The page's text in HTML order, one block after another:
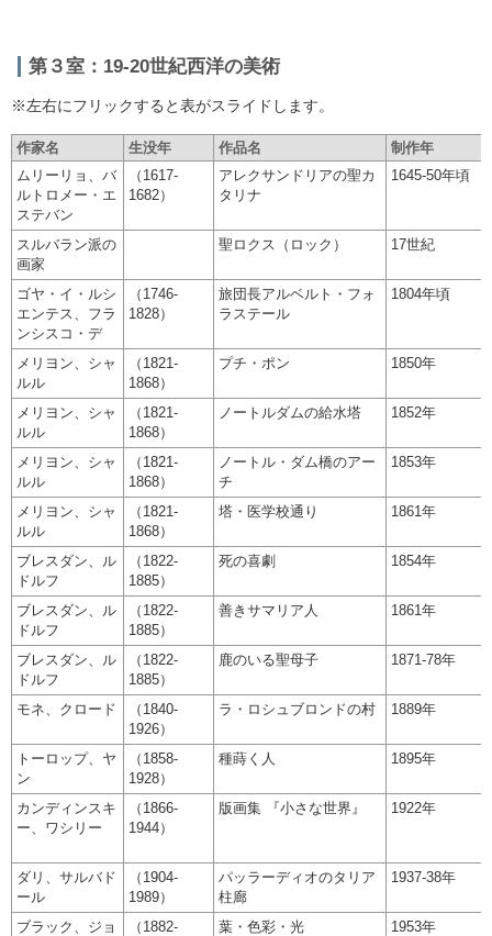
第３室：19-20世紀西洋の美術
※左右にフリックすると表がスライドします。
作家名 生没年 作品名
制作年
ムリーリョ、バ
ルトロメー・エ
ステバン
（1617-
1682）
アレクサンドリアの聖カ
タリナ
1645-50年頃
スルバラン派の
画家
聖ロクス（ロック） 17世紀
ゴヤ・イ・ルシ
エンテス、フラ
ンシスコ・デ
（1746-
1828）
旅団長アルベルト・フォ
ラステール
1804年頃
メリヨン、シャ
ルル
（1821-
1868）
プチ・ポン 1850年
メリヨン、シャ
ルル
（1821-
1868）
ノートルダムの給水塔 1852年
メリヨン、シャ
ルル
（1821-
1868）
ノートル・ダム橋のアー
チ
1853年
メリヨン、シャ
ルル
（1821-
1868）
塔・医学校通り 1861年
ブレスダン、ル
ドルフ
（1822-
1885）
死の喜劇 1854年
ブレスダン、ル
ドルフ
（1822-
1885）
善きサマリア人 1861年
ブレスダン、ル
ドルフ
（1822-
1885）
鹿のいる聖母子 1871-78年
モネ、クロード
（1840-
1926）
ラ・ロシュブロンドの村 1889年
トーロップ、ヤ
ン
（1858-
1928）
種蒔く人 1895年
カンディンスキ
ー、ワシリー
（1866-
1944）
版画集 『小さな世界』 1922年
ダリ、サルバド
ール
（1904-
1989）
パッラーディオのタリア
柱廊
1937-38年
ブラック、ジョ
（1882-
葉・色彩・光 1953年